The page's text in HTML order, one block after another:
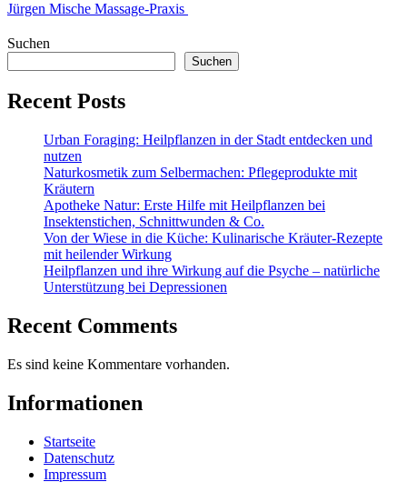
Jürgen Mische Massage-Praxis
Suchen
Suchen
Recent Posts
Urban Foraging: Heilpflanzen in der Stadt entdecken und
nutzen
Naturkosmetik zum Selbermachen: Pflegeprodukte mit
Kräutern
Apotheke Natur: Erste Hilfe mit Heilpflanzen bei
Insektenstichen, Schnittwunden & Co.
Von der Wiese in die Küche: Kulinarische Kräuter-Rezepte
mit heilender Wirkung
Heilpflanzen und ihre Wirkung auf die Psyche – natürliche
Unterstützung bei Depressionen
Recent Comments
Es sind keine Kommentare vorhanden.
Informationen
Startseite
Datenschutz
Impressum